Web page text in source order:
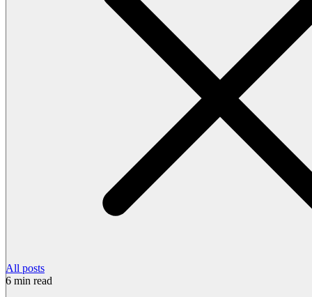
All posts
6 min read